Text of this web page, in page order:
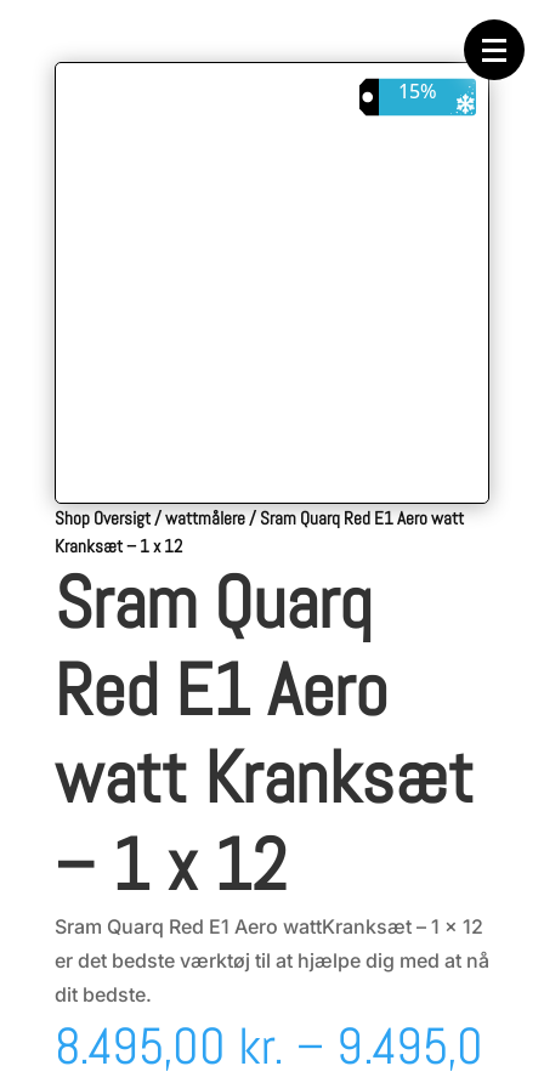
15%
Shop Oversigt/wattmålere/Sram Quarq Red E1 Aero watt
Kranksæt – 1 x 12
Sram Quarq
Red E1 Aero
watt Kranksæt
– 1 x 12
Sram Quarq Red E1 Aero wattKranksæt – 1 x 12
er det bedste værktøj til at hjælpe dig med at nå
dit bedste.
8.495,00 kr. – 9.495,0